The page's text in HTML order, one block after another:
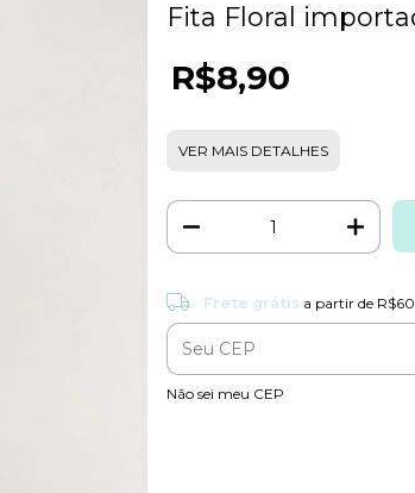
Fita Floral
R$8,90
VER MAIS DETALHES
Frete grátis
Entregas para o CEP:
Frete grátis a partir de
Não sei meu CEP